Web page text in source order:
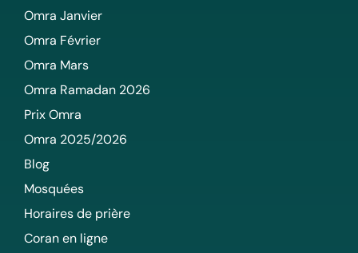
Omra Janvier
Omra Février
Omra Mars
Omra Ramadan 2026
Prix Omra
Omra 2025/2026
Blog
Mosquées
Horaires de prière
Coran en ligne